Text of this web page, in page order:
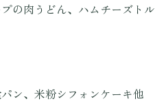
の肉うどん、ハムチーズトル
ン、米粉シフォンケーキ他